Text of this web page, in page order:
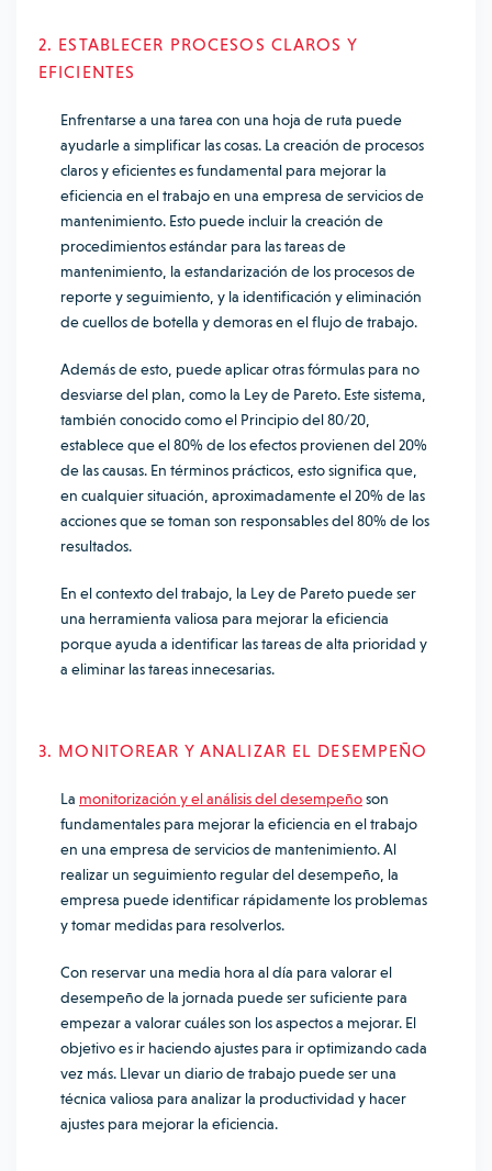
2. ESTABLECER PROCESOS CLAROS Y
EFICIENTES
Enfrentarse a una tarea con una hoja de ruta puede
ayudarle a simplificar las cosas. La creación de procesos
claros y eficientes es fundamental para mejorar la
eficiencia en el trabajo en una empresa de servicios de
mantenimiento. Esto puede incluir la creación de
procedimientos estándar para las tareas de
mantenimiento, la estandarización de los procesos de
reporte y seguimiento, y la identificación y eliminación
de cuellos de botella y demoras en el flujo de trabajo.
Además de esto, puede aplicar otras fórmulas para no
desviarse del plan, como la Ley de Pareto. Este sistema,
también conocido como el Principio del 80/20,
establece que el 80% de los efectos provienen del 20%
de las causas. En términos prácticos, esto significa que,
en cualquier situación, aproximadamente el 20% de las
acciones que se toman son responsables del 80% de los
resultados.
En el contexto del trabajo, la Ley de Pareto puede ser
una herramienta valiosa para mejorar la eficiencia
porque ayuda a identificar las tareas de alta prioridad y
a eliminar las tareas innecesarias.
3. MONITOREAR Y ANALIZAR EL DESEMPEÑO
La monitorización y el análisis del desempeñoson
fundamentales para mejorar la eficiencia en el trabajo
en una empresa de servicios de mantenimiento. Al
realizar un seguimiento regular del desempeño, la
empresa puede identificar rápidamente los problemas
y tomar medidas para resolverlos.
Con reservar una media hora al día para valorar el
desempeño de la jornada puede ser suficiente para
empezar a valorar cuáles son los aspectos a mejorar. El
objetivo es ir haciendo ajustes para ir optimizando cada
vez más. Llevar un diario de trabajo puede ser una
técnica valiosa para analizar la productividad y hacer
ajustes para mejorar la eficiencia.